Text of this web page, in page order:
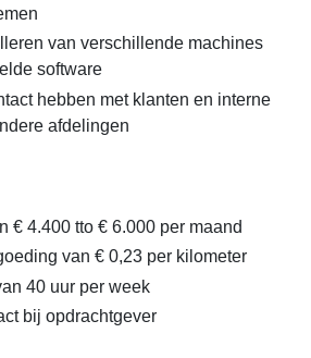
van verschillende machines
software
hebben met klanten en interne
afdelingen
€ 4.400 tto € 6.000 per maand
van € 0,23 per kilometer
40 uur per week
bij opdrachtgever